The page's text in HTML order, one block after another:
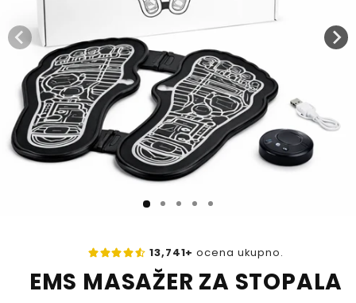
13,741+ ocena ukupno.
EMS MASAŽER ZA STOPALA